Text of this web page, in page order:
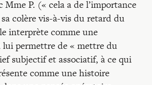
Mme P. (« cela a de l’importance
colère vis-à-vis du retard du
interprète comme une
lui permettre de « mettre du
subjectif et associatif, à ce qui
comme une histoire